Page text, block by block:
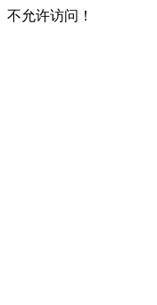
不允许访问！